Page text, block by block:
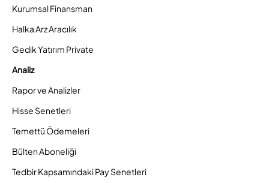
Kurumsal Finansman
Halka Arz Aracılık
Gedik Yatırım Private
Analiz
Rapor ve Analizler
Hisse Senetleri
Temettü Ödemeleri
Bülten Aboneliği
Tedbir Kapsamındaki Pay Senetleri